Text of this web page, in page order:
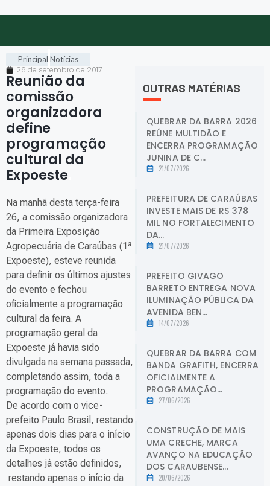
Principal Notícias
26 de setembro de 2017
Reunião da
comissão
organizadora
define
programação
cultural da
Expoeste
Na manhã desta terça-feira
26, a comissão organizadora
da Primeira Exposição
Agropecuária de Caraúbas (1ª
Expoeste), esteve reunida
para definir os últimos ajustes
do evento e fechou
oficialmente a programação
cultural da feira. A
programação geral da
Expoeste já havia sido
divulgada na semana passada,
completando assim, toda a
programação do evento.
De acordo com o vice-
prefeito Paulo Brasil, restando
apenas dois dias para o início
da Expoeste, todos os
detalhes já estão definidos,
restando apenas o início da
OUTRAS MATÉRIAS
QUEBRAR DA BARRA 2026
REÚNE MULTIDÃO E
ENCERRA PROGRAMAÇÃO
JUNINA DE C...
21/07/2026
PREFEITURA DE CARAÚBAS
INVESTE MAIS DE R$ 378
MIL NO FORTALECIMENTO
DA...
21/07/2026
PREFEITO GIVAGO
BARRETO ENTREGA NOVA
ILUMINAÇÃO PÚBLICA DA
AVENIDA BEN...
14/07/2026
QUEBRAR DA BARRA COM
BANDA GRAFITH, ENCERRA
OFICIALMENTE A
PROGRAMAÇÃO...
27/06/2026
CONSTRUÇÃO DE MAIS
UMA CRECHE, MARCA
AVANÇO NA EDUCAÇÃO
DOS CARAUBENSE...
20/06/2026